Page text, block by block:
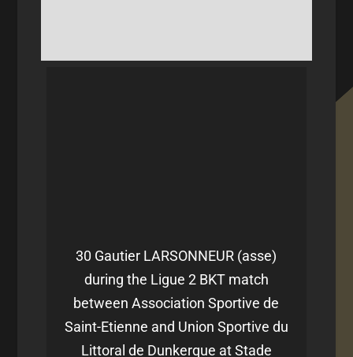
30 Gautier LARSONNEUR (asse)
during the Ligue 2 BKT match
between Association Sportive de
Saint-Etienne and Union Sportive du
Littoral de Dunkerque at Stade